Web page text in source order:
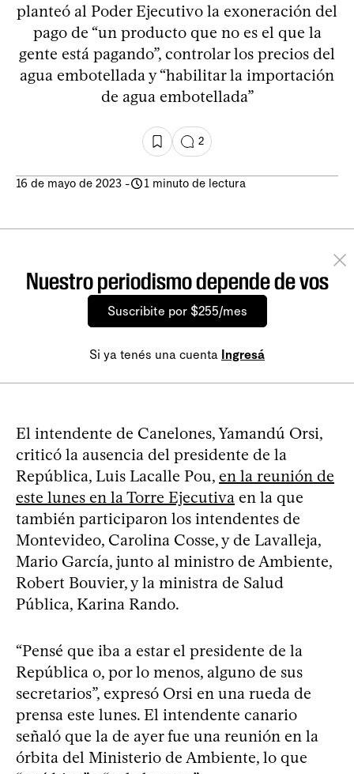
planteó al Poder Ejecutivo la exoneración del
pago de “un producto que no es el que la
gente está pagando”, controlar los precios del
agua embotellada y “habilitar la importación
de agua embotellada”
2
16 de mayo de 2023 - 1 minuto de lectura
Nuestro periodismo depende de vos
Suscribite por $255/mes
Si ya tenés una cuenta Ingresá
El intendente de Canelones, Yamandú Orsi,
criticó la ausencia del presidente de la
República, Luis Lacalle Pou, en la reunión de
este lunes en la Torre Ejecutiva en la que
también participaron los intendentes de
Montevideo, Carolina Cosse, y de Lavalleja,
Mario García, junto al ministro de Ambiente,
Robert Bouvier, y la ministra de Salud
Pública, Karina Rando.
“Pensé que iba a estar el presidente de la
República o, por lo menos, alguno de sus
secretarios”, expresó Orsi en una rueda de
prensa este lunes. El intendente canario
señaló que la de ayer fue una reunión en la
órbita del Ministerio de Ambiente, lo que